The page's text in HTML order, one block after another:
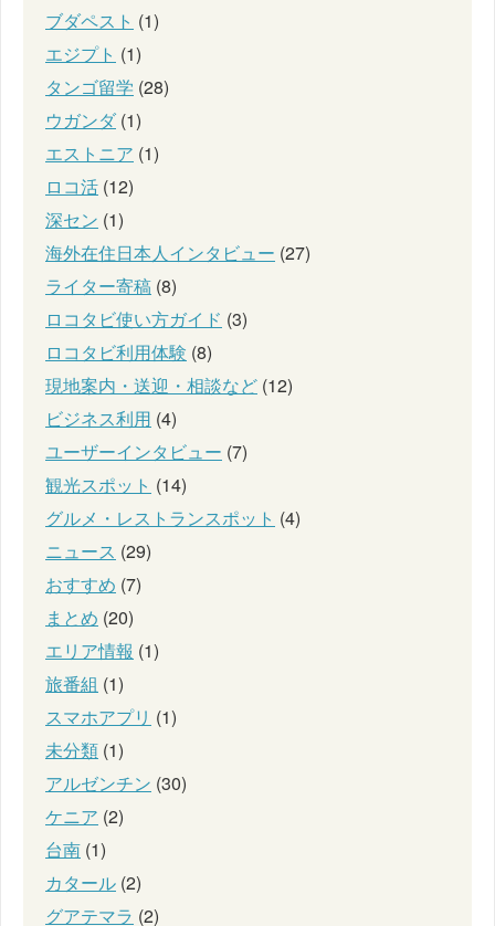
ブダペスト (1)
エジプト (1)
タンゴ留学 (28)
ウガンダ(1)
エストニア (1)
ロコ活 (12)
深セン (1)
海外在住日本人インタビュー (27)
ライター寄稿 (8)
ロコタビ使い方ガイド (3)
ロコタビ利用体験 (8)
現地案内・送迎・相談など (12)
ビジネス利用 (4)
ユーザーインタビュー (7)
観光スポット (14)
グルメ・レストランスポット (4)
ニュース (29)
おすすめ (7)
まとめ (20)
エリア情報 (1)
旅番組 (1)
スマホアプリ (1)
未分類 (1)
アルゼンチン (30)
ケニア (2)
台南 (1)
カタール (2)
グアテマラ (2)